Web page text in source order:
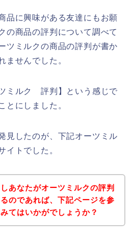
品に興味がある友達にもお願
の商品の評判について調べて
ツミルクの商品の評判が書か
ませんでした。
ミルク 評判】という感じで
とにしました。
見したのが、下記オーツミル
イトでした。
あなたがオーツミルクの評判
のであれば、下記ページを参
てはいかがでしょうか？